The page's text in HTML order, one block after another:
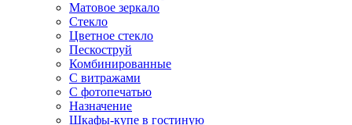
Матовое зеркало
Стекло
Цветное стекло
Пескоструй
Комбинированные
С витражами
С фотопечатью
Назначение
Шкафы-купе в гостиную